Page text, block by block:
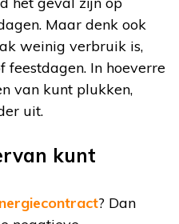
Maar denk ook
weinig verbruik is,
feestdagen. In hoeverre
van kunt plukken,
uit.
kunt
? Dan